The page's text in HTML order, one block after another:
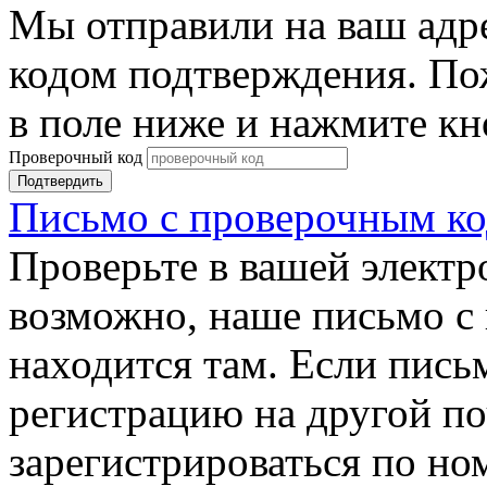
Мы отправили на ваш
кодом подтверждения.
в поле ниже и нажмите
Проверочный код
Подтвердить
Письмо с проверочным
Проверьте в вашей
возможно, наше письмо с
находится там. Если
регистрацию на другой
зарегистрироваться по